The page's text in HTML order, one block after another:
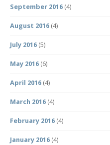
September 2016 (4)
August 2016 (4)
July 2016 (5)
May 2016 (6)
April 2016 (4)
March 2016 (4)
February 2016 (4)
January 2016 (4)